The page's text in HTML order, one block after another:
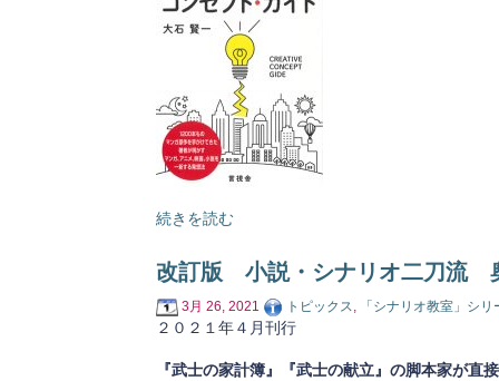
続きを読む
改訂版 小説・シナリオ二刀流
3月 26, 2021 トピックス, 「シナリオ教室」シリ
２０２１年４月刊行
『武士の家計簿』『武士の献立』の脚本家が直